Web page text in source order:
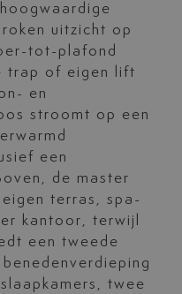
uitzicht op
tot-plafond
trap of eigen lift
en
stroomt op een
een
de master
terras, spa-
kantoor, terwijl
een tweede
twee